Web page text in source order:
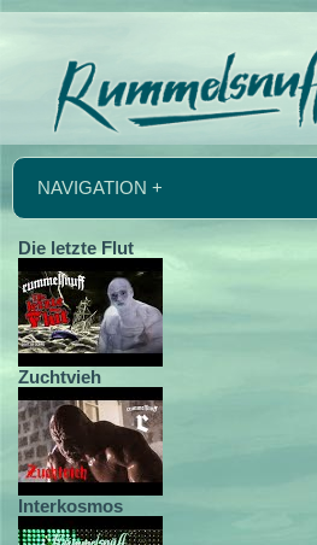
NAVIGATION +
Die letzte Flut
Zuchtvieh
Interkosmos